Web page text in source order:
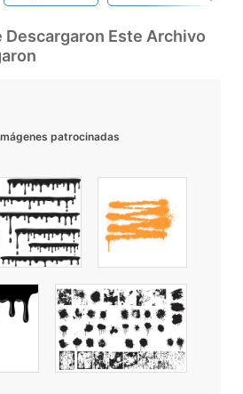
Descargaron Este Archivo
patrocinadas